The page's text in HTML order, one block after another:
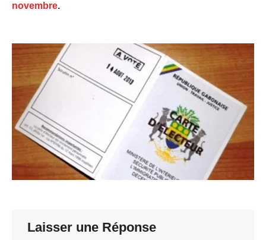
novembre.
Laisser une Réponse